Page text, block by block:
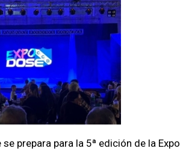
se prepara para la 5ª edición de la Expo